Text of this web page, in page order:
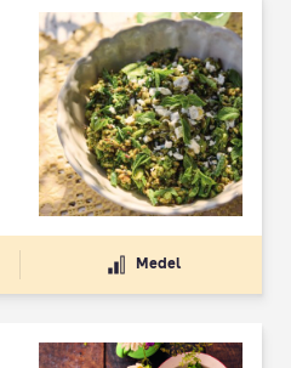
Medel